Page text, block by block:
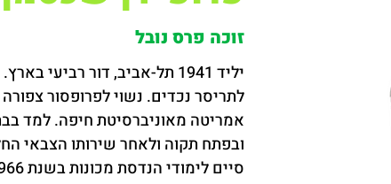
זוכה פרס נובל
יליד 1941 תל-אביב, דור רביעי
לתריסר נכדים. נשוי לפרופסור
אמריטה מאוניברסיטת חיפה. למד
ובפתח תקוה ולאחר שירותו הצבאי החל